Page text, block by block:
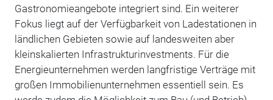
Gastronomieangebote integriert sind. Ein weiterer
Fokus liegt auf der Verfügbarkeit von Ladestationen in
ländlichen Gebieten sowie auf landesweiten aber
kleinskalierten Infrastrukturinvestments. Für die
Energieunternehmen werden langfristige Verträge mit
großen Immobilienunternehmen essentiell sein. Es